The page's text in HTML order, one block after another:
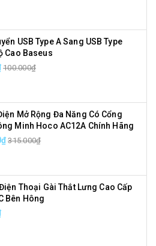
USB Type A Sang USB Type
Cao Baseus
100.000₫
Mở Rộng Đa Năng Có Cổng
Minh Hoco AC12A Chính Hãng
315.000₫
Thoại Gài Thắt Lưng Cao Cấp
Bên Hông